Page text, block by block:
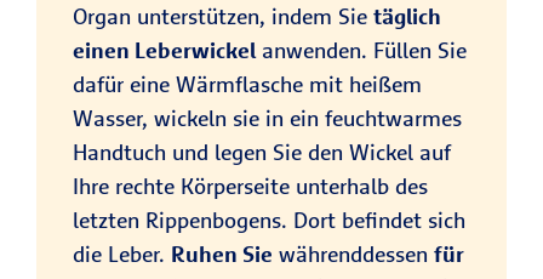
Organ unterstützen, indem Sie täglich
einen Leberwickelanwenden. Füllen Sie
dafür eine Wärmflasche mit heißem
Wasser, wickeln sie in ein feuchtwarmes
Handtuch und legen Sie den Wickel auf
Ihre rechte Körperseite unterhalb des
letzten Rippenbogens. Dort befindet sich
die Leber. Ruhen Sie währenddessen für